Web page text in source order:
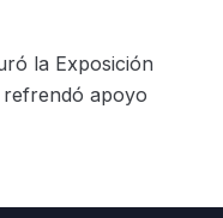
la Exposición
refrendó apoyo